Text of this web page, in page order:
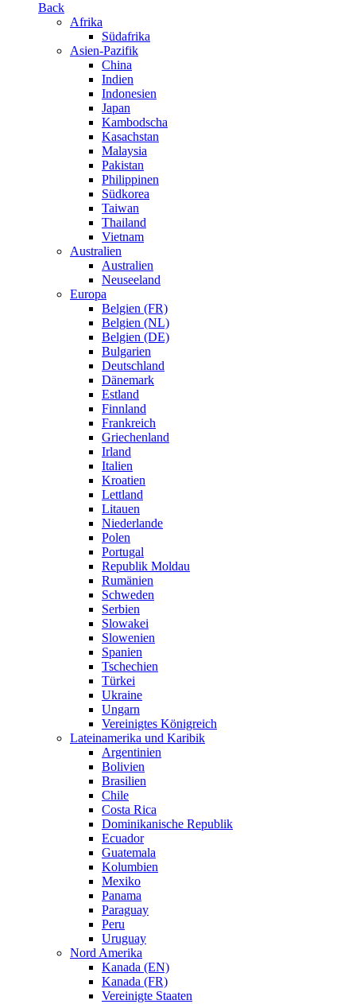
Back
Afrika
Südafrika
Asien-Pazifik
China
Indien
Indonesien
Japan
Kambodscha
Kasachstan
Malaysia
Pakistan
Philippinen
Südkorea
Taiwan
Thailand
Vietnam
Australien
Australien
Neuseeland
Europa
Belgien (FR)
Belgien (NL)
Belgien (DE)
Bulgarien
Deutschland
Dänemark
Estland
Finnland
Frankreich
Griechenland
Irland
Italien
Kroatien
Lettland
Litauen
Niederlande
Polen
Portugal
Republik Moldau
Rumänien
Schweden
Serbien
Slowakei
Slowenien
Spanien
Tschechien
Türkei
Ukraine
Ungarn
Vereinigtes Königreich
Lateinamerika und Karibik
Argentinien
Bolivien
Brasilien
Chile
Costa Rica
Dominikanische Republik
Ecuador
Guatemala
Kolumbien
Mexiko
Panama
Paraguay
Peru
Uruguay
Nord Amerika
Kanada (EN)
Kanada (FR)
Vereinigte Staaten